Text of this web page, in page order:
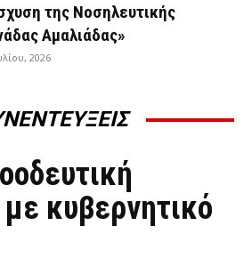
της Νοσηλευτικής
Αμαλιάδας»
2026
κυβερνητικό